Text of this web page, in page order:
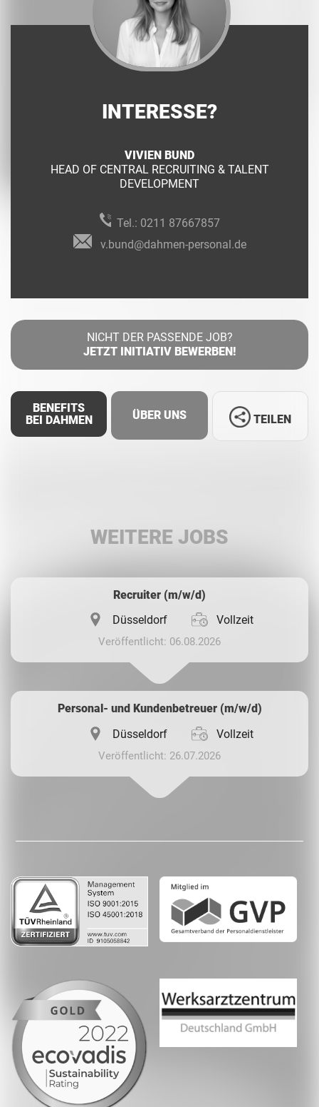
INTERESSE?
VIVIEN BUND
HEAD OF CENTRAL RECRUITING & TALENT
DEVELOPMENT
Tel.: 0211 87667857
v.bund@dahmen-personal.de
NICHT DER PASSENDE JOB?
JETZT INITIATIV BEWERBEN!
BENEFITS
BEI DAHMEN
ÜBER UNS TEILEN
WEITERE JOBS
Recruiter (m/w/d)
Düsseldorf
Vollzeit
Veröffentlicht: 06.08.2026
Personal- und Kundenbetreuer (m/w/d)
Düsseldorf
Vollzeit
Veröffentlicht: 26.07.2026